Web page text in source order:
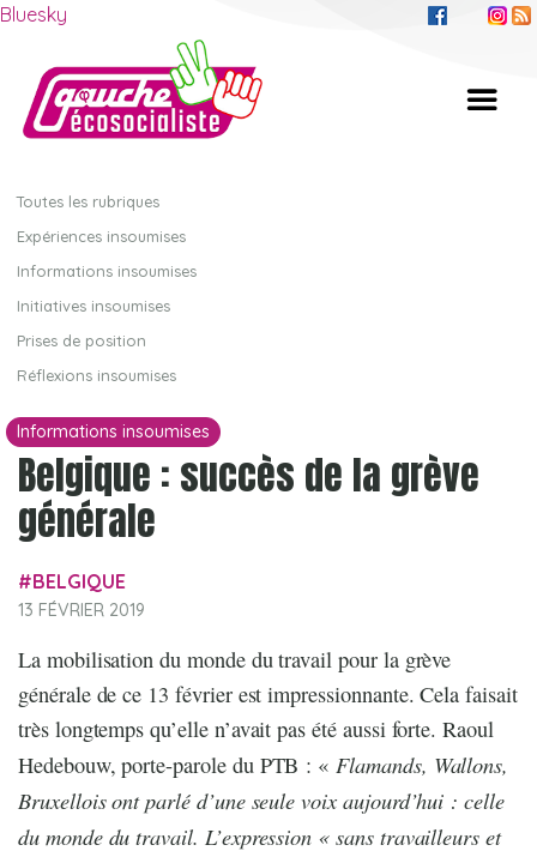
Bluesky
Toutes les rubriques
Expériences insoumises
Informations insoumises
Initiatives insoumises
Prises de position
Réflexions insoumises
Informations insoumises
Belgique : succès de la grève
générale
BELGIQUE
13 FÉVRIER 2019
La mobilisation du monde du travail pour la grève
générale de ce 13 février est impressionnante. Cela faisait
très longtemps qu’elle n’avait pas été aussi forte. Raoul
Hedebouw, porte-parole du PTB : «Flamands, Wallons,
Bruxellois ont parlé d’une seule voix aujourd’hui : celle
du monde du travail. L’expression « sans travailleurs et